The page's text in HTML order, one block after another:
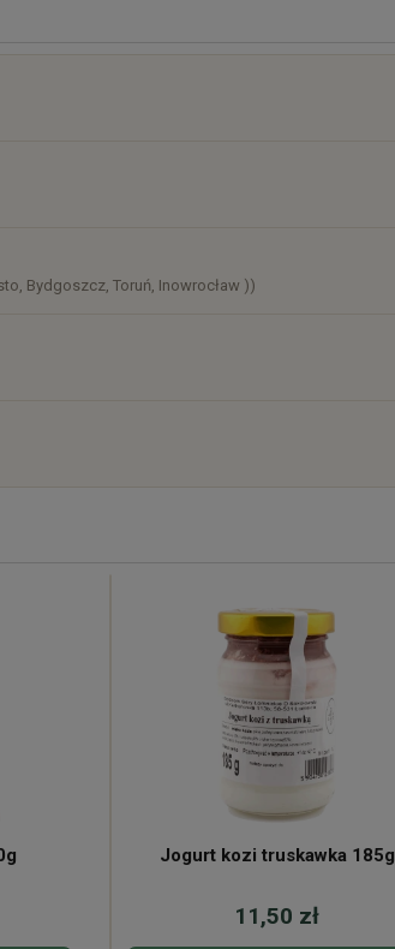
Bydgoszcz, Toruń, Inowrocław ))
Jogurt kozi truskawka 185g
11,50 zł